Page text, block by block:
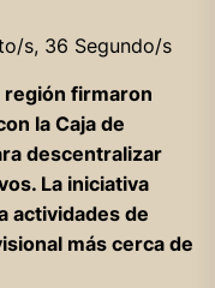
s, 36 Segundo/s
región firmaron
la Caja de
descentralizar
La iniciativa
actividades de
más cerca de